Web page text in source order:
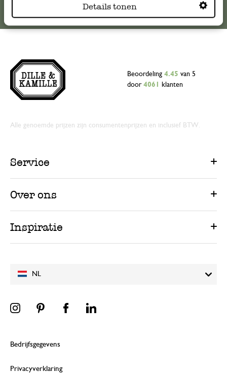
Details tonen
NL
Beoordeling 4.45 van 5
door 4061 klanten
Alle genoemde prijzen zijn consumentenprijzen en inclusief BTW.
Service
Over ons
Inspiratie
Bedrijfsgegevens
Privacyverklaring